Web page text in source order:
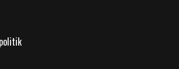
OM KOMMENDE
FILMPREMIERER